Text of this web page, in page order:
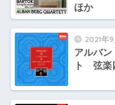
ほか
2021年
アルバ
ト 弦楽